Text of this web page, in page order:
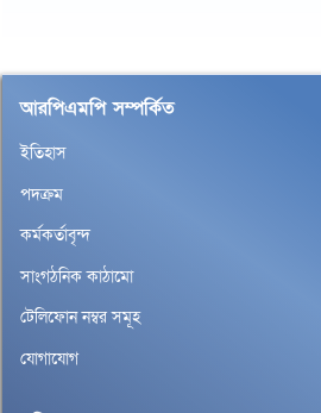
আরপিএমপি সম্পর্কিত
ইতিহাস
পদক্রম
কর্মকর্তাবৃন্দ
সাংগঠনিক কাঠামো
টেলিফোন নম্বর সমূহ
যোগাযোগ